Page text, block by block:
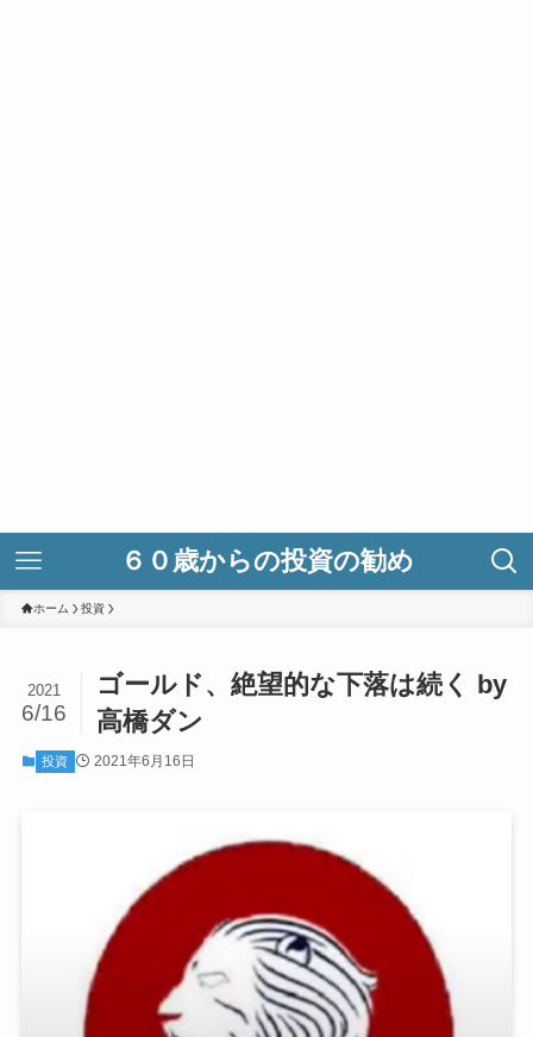
６０歳からの投資の勧め
ホーム 投資
ゴールド、絶望的な下落は続く by
高橋ダン
2021
6/16
投資 2021年6月16日